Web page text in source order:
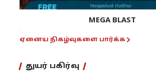
MEGA BLAST
ஏனைய நிகழ்வுகளை பார்க்க
துயர் பகிர்வு